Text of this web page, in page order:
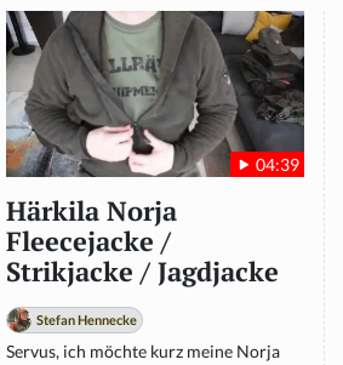
04:39
Härkila Norja
Fleecejacke /
Strikjacke / Jagdjacke
Stefan Hennecke
Servus, ich möchte kurz meine Norja